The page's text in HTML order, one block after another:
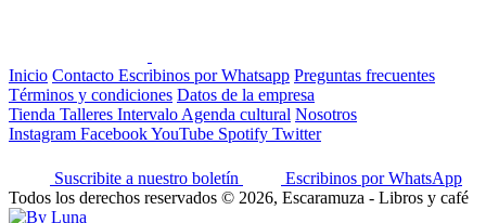
Inicio Contacto Escribinos por Whatsapp Preguntas frecuentes
Términos y condiciones Datos de la empresa
Tienda Talleres Intervalo Agenda cultural Nosotros
Instagram FacebookYouTube Spotify Twitter
Suscribite a nuestro boletín
Escribinos por WhatsApp
Todos los derechos reservados © 2026, Escaramuza - Libros y café